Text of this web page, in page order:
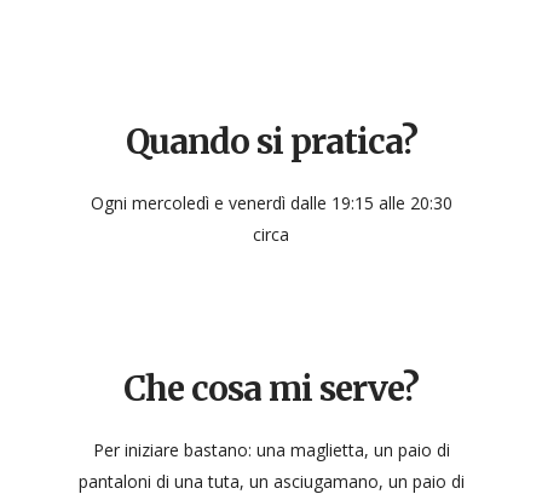
Quando si pratica?
Ogni mercoledì e venerdì dalle 19:15 alle 20:30
circa
Che cosa mi serve?
Per iniziare bastano: una maglietta, un paio di
pantaloni di una tuta, un asciugamano, un paio di